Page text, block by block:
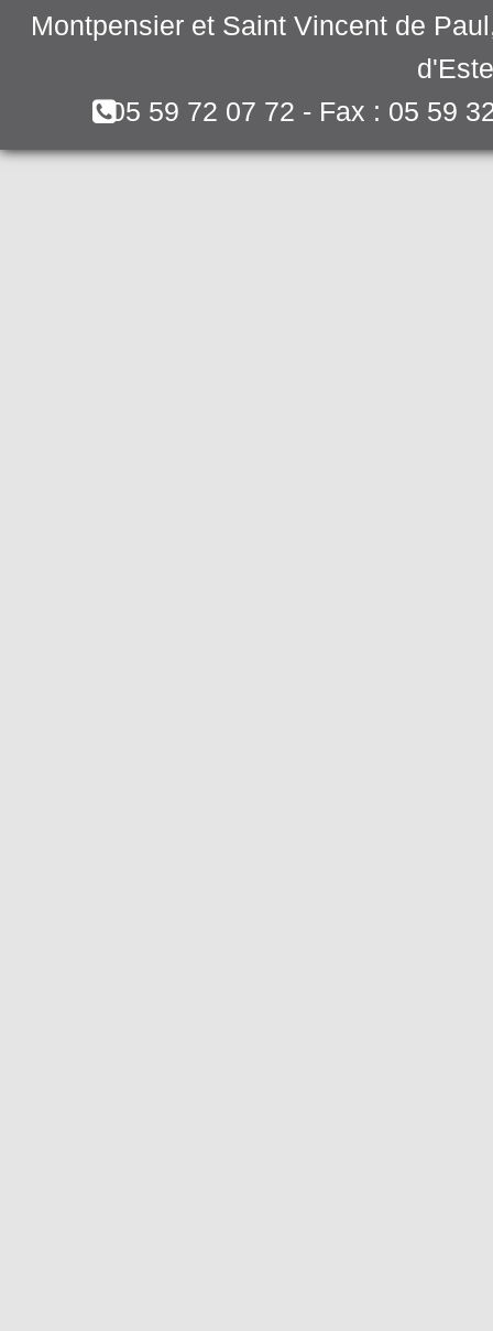
Montpensier et Saint Vincent de
05 59 72 07 72 - Fax : 05 59